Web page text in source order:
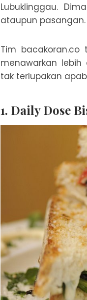
Lubuklinggau.
ataupun pasangan.
Tim
menawarkan
tak terlupakan
1. Daily Dose